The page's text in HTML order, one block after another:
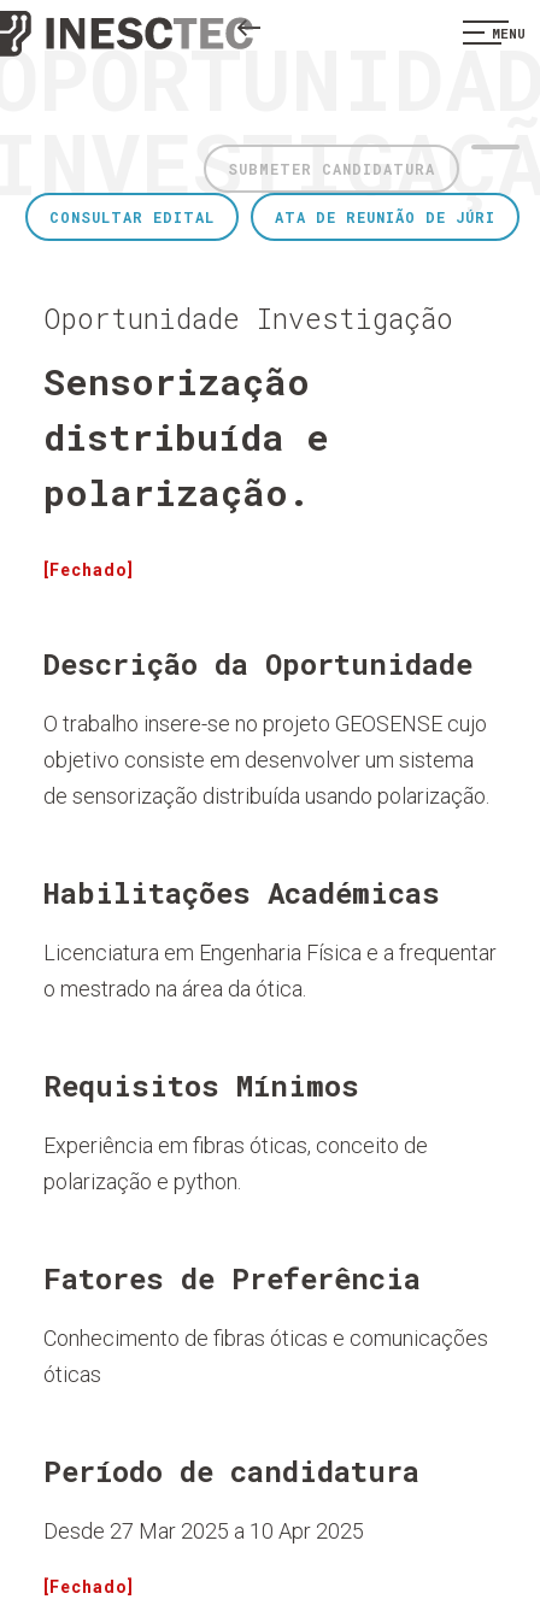
MENU
SUBMETER CANDIDATURA
ATA DE REUNIÃO DE JÚRI
CONSULTAR EDITAL
Oportunidade Investigação
Sensorização
distribuída e
polarização.
[Fechado]
Descrição da Oportunidade
O trabalho insere-se no projeto GEOSENSE cujo
objetivo consiste em desenvolver um sistema
de sensorização distribuída usando polarização.
Habilitações Académicas
Licenciatura em Engenharia Física e a frequentar
o mestrado na área da ótica.
Requisitos Mínimos
Experiência em fibras óticas, conceito de
polarização e python.
Fatores de Preferência
Conhecimento de fibras óticas e comunicações
óticas
Período de candidatura
Desde 27 Mar 2025 a 10 Apr 2025
[Fechado]